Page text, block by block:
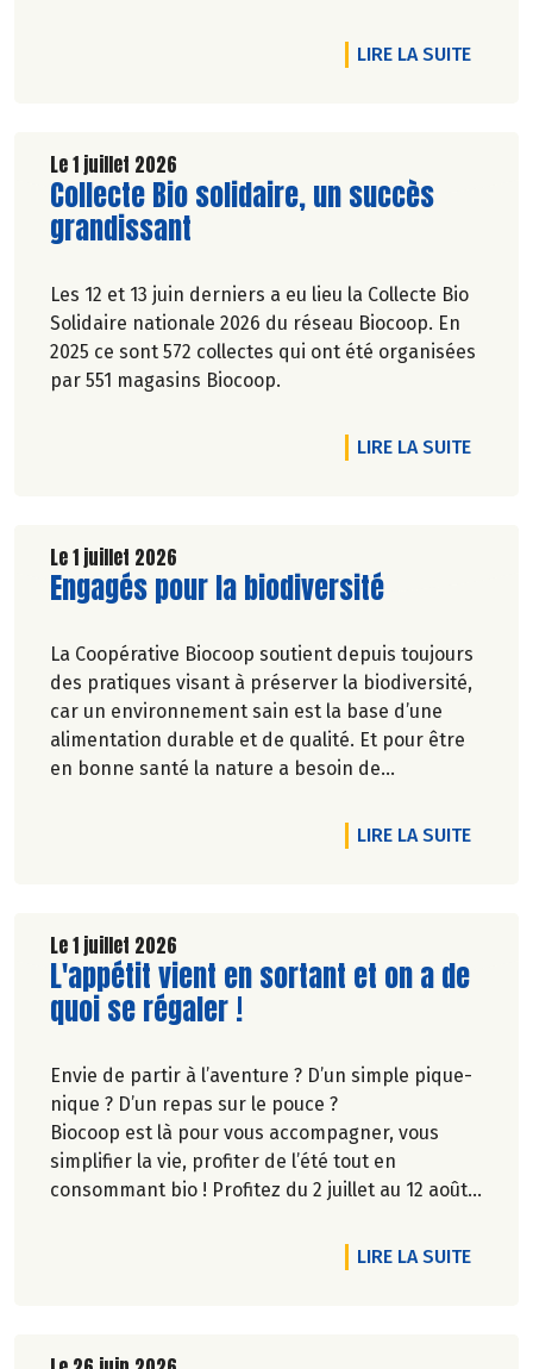
est en phase. Comme dans les 19 magasins
Biocoop du Grand Toulouse. Ceux-là et d'autres
territoire. Nous y étions à la fin de l'hiver. Suivez-
nous.
Pascale Solana.
LIRE LA SUITEDE
Le 1 juillet 2026
Lire la suite de l'article
Collecte Bio solidaire, un succès
grandissant
Les 12 et 13 juin derniers a eu lieu la Collecte Bio
Solidaire nationale 2026 du réseau Biocoop. En
2025 ce sont 572 collectes qui ont été organisées
par 551 magasins Biocoop.
LIRE LA SUITEDE
Le 1 juillet 2026
Lire la suite de l'article
Engagés pour la biodiversité
La Coopérative Biocoop soutient depuis toujours
des pratiques visant à préserver la biodiversité,
car un environnement sain est la base d’une
alimentation durable et de qualité. Et pour être
en bonne santé la nature a besoin de
LIRE LA SUITEDE
Le 1 juillet 2026
Lire la suite de l'article
L'appétit vient en sortant et on a de
quoi se régaler !
Envie de partir à l’aventure ? D’un simple pique-
nique ? D’un repas sur le pouce ?
Biocoop est là pour vous accompagner, vous
simplifier la vie, profiter de l’été tout en
consommant bio ! Profitez du 2 juillet au 12 août
LIRE LA SUITEDE